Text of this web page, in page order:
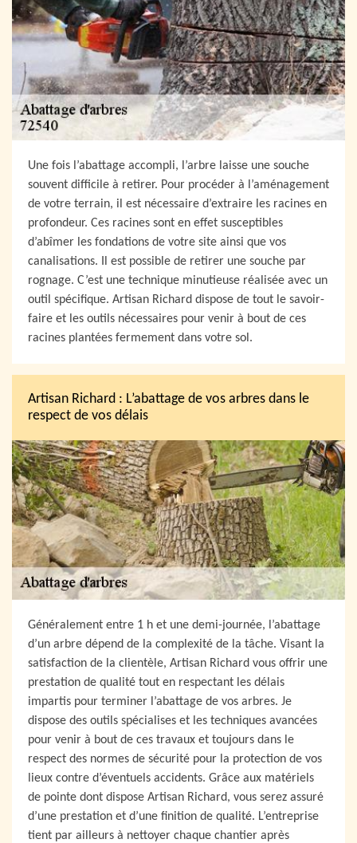
Une fois l’abattage accompli, l’arbre laisse une souche
souvent difficile à retirer. Pour procéder à l’aménagement
de votre terrain, il est nécessaire d’extraire les racines en
profondeur. Ces racines sont en effet susceptibles
d’abîmer les fondations de votre site ainsi que vos
canalisations. Il est possible de retirer une souche par
rognage. C’est une technique minutieuse réalisée avec un
outil spécifique. Artisan Richard dispose de tout le savoir-
faire et les outils nécessaires pour venir à bout de ces
racines plantées fermement dans votre sol.
Artisan Richard : L’abattage de vos arbres dans le
respect de vos délais
Généralement entre 1 h et une demi-journée, l’abattage
d’un arbre dépend de la complexité de la tâche. Visant la
satisfaction de la clientèle, Artisan Richard vous offrir une
prestation de qualité tout en respectant les délais
impartis pour terminer l’abattage de vos arbres. Je
dispose des outils spécialises et les techniques avancées
pour venir à bout de ces travaux et toujours dans le
respect des normes de sécurité pour la protection de vos
lieux contre d’éventuels accidents. Grâce aux matériels
de pointe dont dispose Artisan Richard, vous serez assuré
d’une prestation et d’une finition de qualité. L’entreprise
tient par ailleurs à nettoyer chaque chantier après